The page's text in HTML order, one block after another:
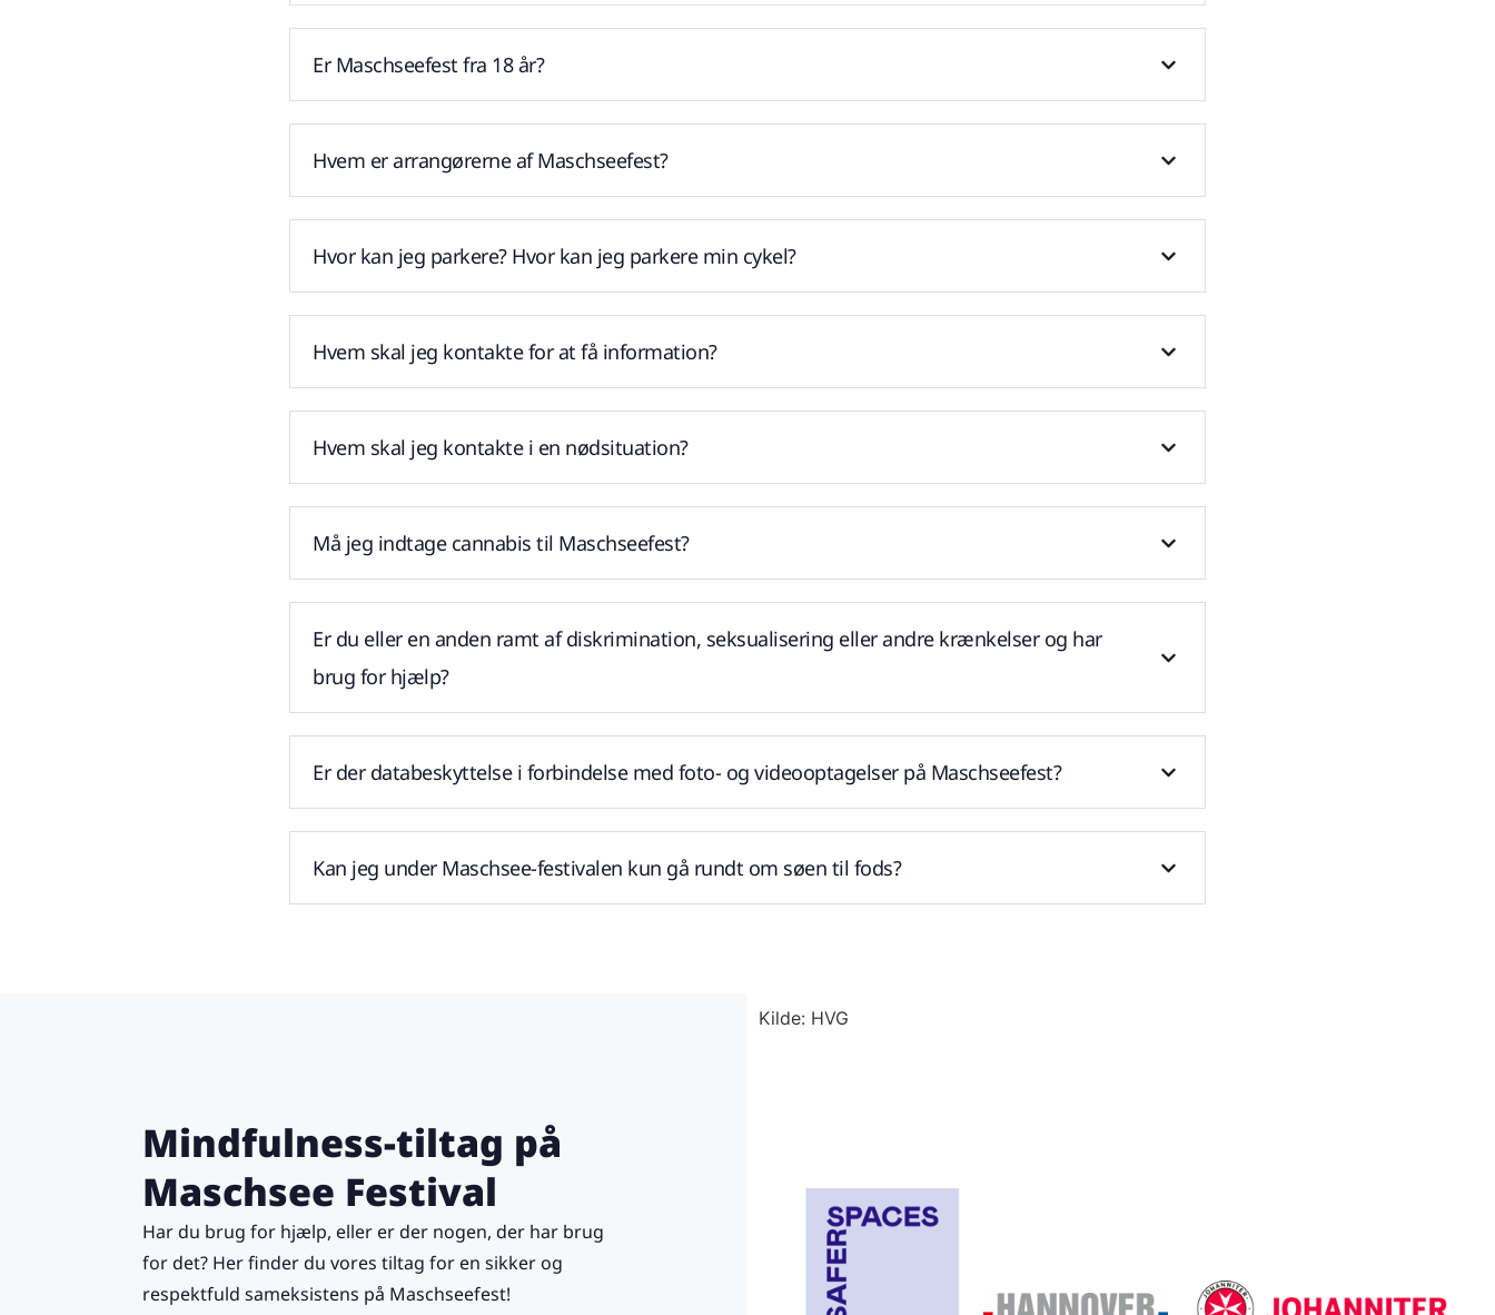
Er Maschseefest fra 18 år?
Hvem er arrangørerne af Maschseefest?
Hvor kan jeg parkere? Hvor kan jeg parkere min cykel?
Hvem skal jeg kontakte for at få information?
Hvem skal jeg kontakte i en nødsituation?
Må jeg indtage cannabis til Maschseefest?
Er du eller en anden ramt af diskrimination, seksualisering eller andre krænkelser og har
brug for hjælp?
Er der databeskyttelse i forbindelse med foto- og videooptagelser på Maschseefest?
Kan jeg under Maschsee-festivalen kun gå rundt om søen til fods?
Mindfulness-tiltag på
Maschsee Festival
Har du brug for hjælp, eller er der nogen, der har brug
for det? Her finder du vores tiltag for en sikker og
respektfuld sameksistens på Maschseefest!
Kilde: HVG